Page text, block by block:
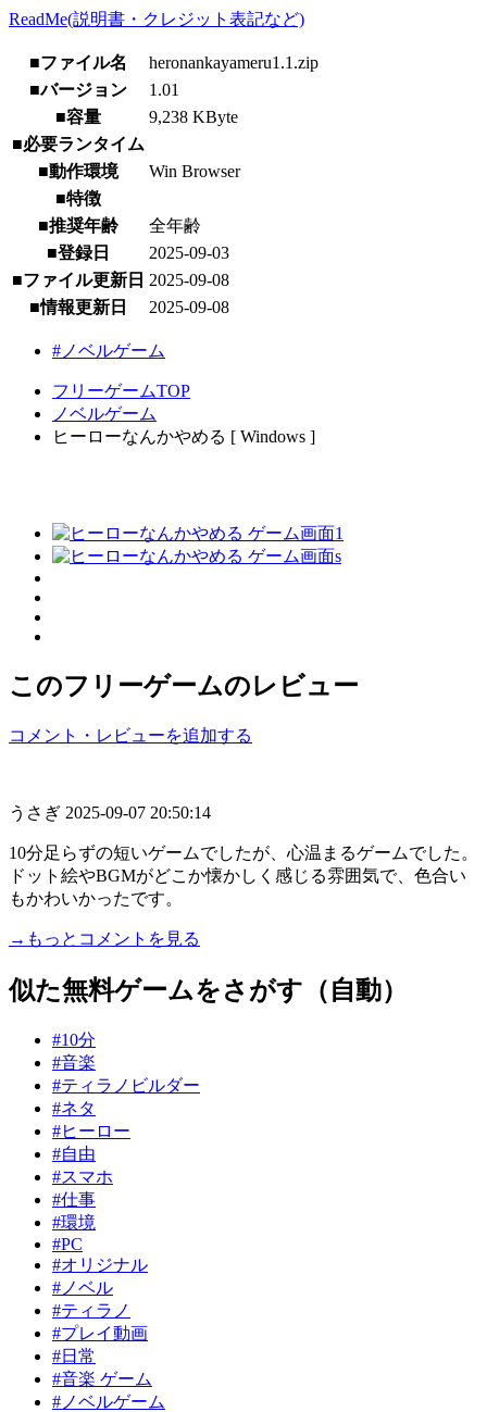
ReadMe(説明書・クレジット表記など)
■ファイル名
heronankayameru1.1.zip
■バージョン
1.01
■容量
9,238 KByte
■必要ランタイム
■動作環境
Win Browser
■特徴
■推奨年齢
全年齢
■登録日
2025-09-03
■ファイル更新日 2025-09-08
■情報更新日
2025-09-08
#ノベルゲーム
フリーゲームTOP
ノベルゲーム
ヒーローなんかやめる [ Windows ]
このフリーゲームのレビュー
コメント・レビューを追加する
うさぎ 2025-09-07 20:50:14
10分足らずの短いゲームでしたが、心温まるゲームでした。
ドット絵やBGMがどこか懐かしく感じる雰囲気で、色合い
もかわいかったです。
→もっとコメントを見る
似た無料ゲームをさがす（自動）
#10分
#音楽
#ティラノビルダー
#ネタ
#ヒーロー
#自由
#スマホ
#仕事
#環境
#PC
#オリジナル
#ノベル
#ティラノ
#プレイ動画
#日常
#音楽 ゲーム
#ノベルゲーム